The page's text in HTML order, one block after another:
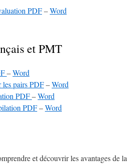
PDF–Word
et PMT
–Word
pairs PDF–Word
PDF–Word
PDF–Word
et découvrir les avantages de la